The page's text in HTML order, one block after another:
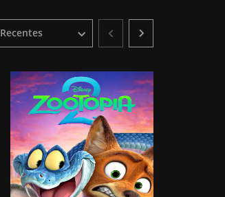
Recentes